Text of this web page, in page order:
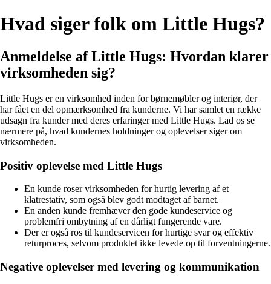
Hvad siger folk om Little Hugs?
Anmeldelse af Little Hugs: Hvordan klarer
virksomheden sig?
Little Hugs er en virksomhed inden for børnemøbler og interiør, der
har fået en del opmærksomhed fra kunderne. Vi har samlet en række
udsagn fra kunder med deres erfaringer med Little Hugs. Lad os se
nærmere på, hvad kundernes holdninger og oplevelser siger om
virksomheden.
Positiv oplevelse med Little Hugs
En kunde roser virksomheden for hurtig levering af et
klatrestativ, som også blev godt modtaget af barnet.
En anden kunde fremhæver den gode kundeservice og
problemfri ombytning af en dårligt fungerende vare.
Der er også ros til kundeservicen for hurtige svar og effektiv
returproces, selvom produktet ikke levede op til forventningerne.
Negative oplevelser med levering og kommunikation